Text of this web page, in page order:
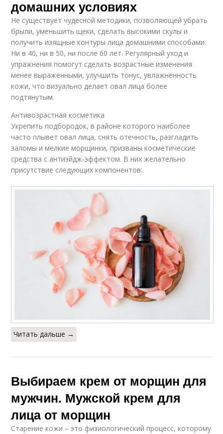
домашних условиях
Не существует чудесной методики, позволяющей убрать
брыли, уменьшить щеки, сделать высокими скулы и
получить изящные контуры лица домашними способами.
Ни в 40, ни в 50, ни после 60 лет. Регулярный уход и
упражнения помогут сделать возрастные изменения
менее выраженными, улучшить тонус, увлажненность
кожи, что визуально делает овал лица более
подтянутым.
Антивозрастная косметика
Укрепить подбородок, в районе которого наиболее
часто плывет овал лица, снять отечность, разгладить
заломы и мелкие морщинки, призваны косметические
средства с антиэйдж-эффектом. В них желательно
присутствие следующих компонентов:
Читать дальше →
Выбираем крем от морщин для
мужчин. Мужской крем для
лица от морщин
Старение кожи – это физиологический процесс, которому